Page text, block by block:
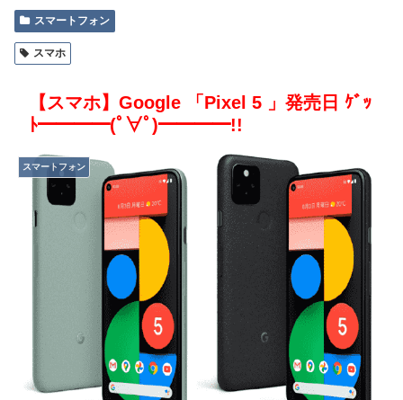
スマートフォン
スマホ
【スマホ】Google 「Pixel 5 」発売日 ｹﾞｯ
ﾄ━━━━(ﾟ∀ﾟ)━━━━!!
スマートフォン